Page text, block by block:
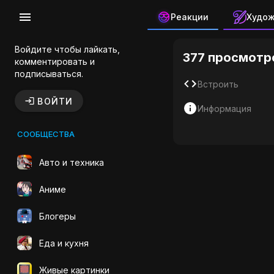
Реакции
Войдите чтобы лайкать,
комментировать и
подписываться.
ВОЙТИ
СООБЩЕСТВА
Авто и техника
Аниме
Блогеры
Еда и кухня
Живые картинки
Алекс
377
Встроить
Информация